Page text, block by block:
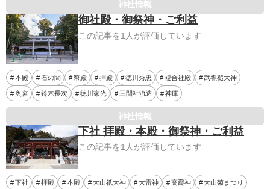
神社情報
御社殿・御祭神・ご利益
この記事を1人が評価しています
本殿 石の間 幣殿 拝殿 徳川秀忠 複合社殿 武甕槌大神
奥宮 鈴木長次 徳川家光 三間社流造 神庫
神社情報
下社 拝殿・本殿・御祭神・ご利益
この記事を1人が評価しています
下社 拝殿 本殿 大山祇大神 大雷神 高龗神 大山菊まつり